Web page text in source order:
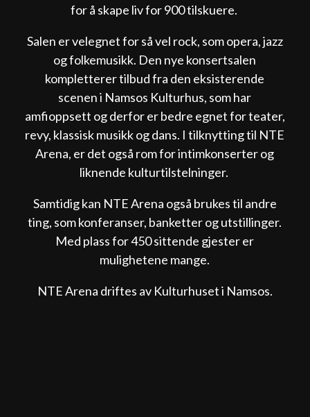
for å skape liv for 900 tilskuere.
Salen er velegnet for så vel rock, som opera, jazz
og folkemusikk. Den nye konsertsalen
kompletterer tilbud fra den eksisterende
scenen i Namsos Kulturhus, som har
amfioppsett og derfor er bedre egnet for teater,
revy, klassisk musikk og dans. I tilknytting til NTE
Arena, er det også rom for intimkonserter og
liknende kulturtilstelninger.
Samtidig kan NTE Arena også brukes til andre
ting, som konferanser, banketter og utstillinger.
Med plass for 450 sittende gjester er
mulighetene mange.
NTE Arena driftes av Kulturhuset i Namsos.